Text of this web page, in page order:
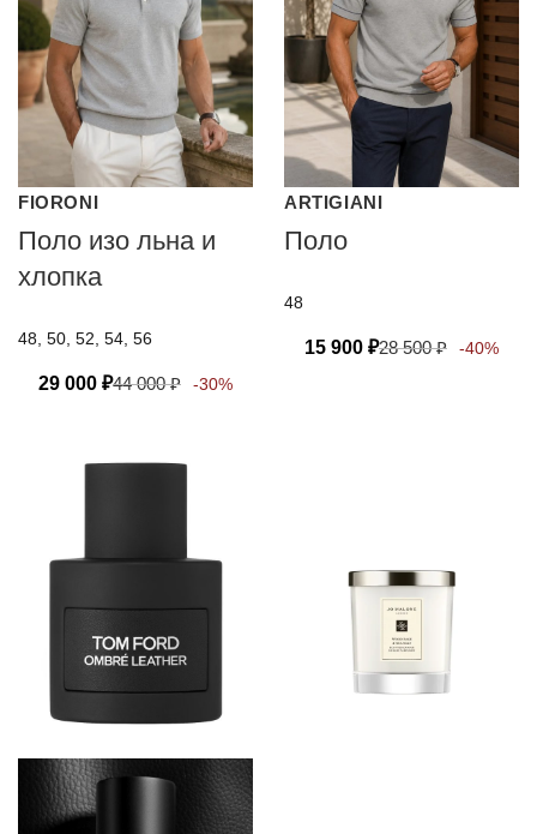
FIORONI
Поло изо льна и
хлопка
48, 50, 52, 54, 56
29 000 ₽44 000₽ -30%
ARTIGIANI
Поло
48
15 900 ₽28 500₽ -40%